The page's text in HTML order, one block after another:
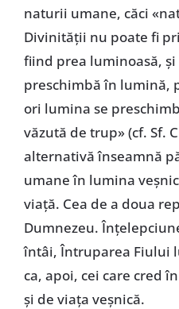
naturii umane, căci
Divinității nu poate fi
fiind prea luminoasă,
preschimbă în lumină,
ori lumina se
văzută de trup» (cf. Sf.
alternativă înseamnă
umane în lumina
viață. Cea de a doua
Dumnezeu.
întâi, Întruparea Fiului
ca, apoi, cei care cred
și de viața veșnică.